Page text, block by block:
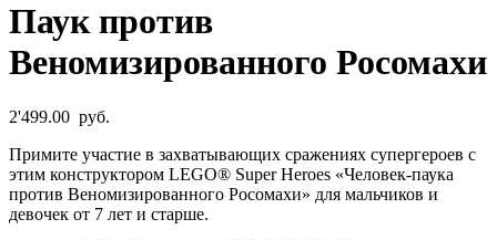
Паук против
Веномизированного Росомахи
2'499.00 руб.
Примите участие в захватывающих сражениях супергероев с
этим конструктором LEGO® Super Heroes «Человек-паука
против Веномизированного Росомахи» для мальчиков и
девочек от 7 лет и старше.